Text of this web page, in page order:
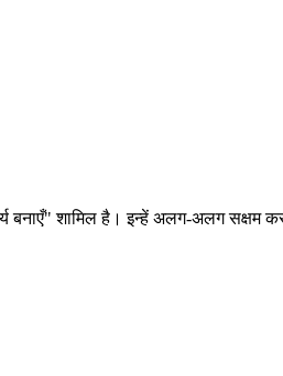
बनाएँ" शामिल है। इन्हें अलग-अलग सक्षम